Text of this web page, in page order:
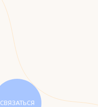
СВЯЗАТЬСЯ